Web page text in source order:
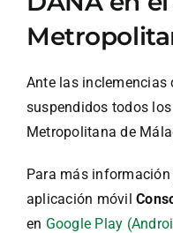
Ante las inclemencias
suspendidos todos
Metropolitana de
Para más
aplicación móvil
en Google Play